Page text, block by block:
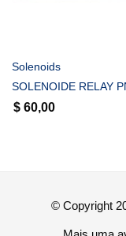
Solenoids
SOLENOIDE RELAY
$ 60,00
© Copyright